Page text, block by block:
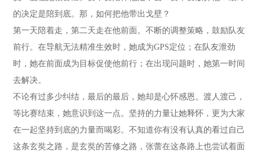
的决定是陪到底。那，如何把他带出戈壁？
第一天陪着走，第二天走在他前面。不断的调整策略，鼓励队友
前行。在导航无法精准生效时，她成为GPS定位；在队友泄劲
时，她在前面成为目标促使他前行；在出现问题时，她第一时间
去解决。
不论有过多少纠结，最后的最后，她却是心怀感恩。渡人渡己，
等比赛结束，她意识到这一点。坚持的力量让她释怀，更为大家
在一起坚持到底的力量而喝彩。不知道你有没有认真的看过自己
这条玄奘之路，是玄奘的苦修之路，张蕾在这条路上也尝试着面